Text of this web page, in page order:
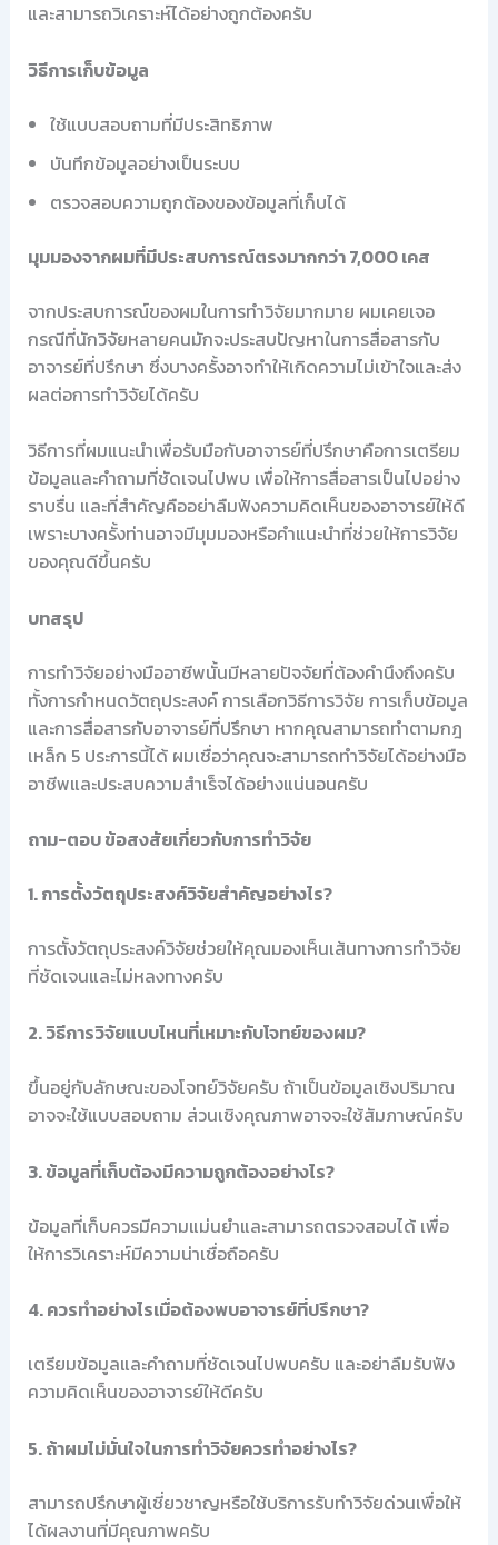
และสามารถวิเคราะห์ได้อย่างถูกต้องครับ
วิธีการเก็บข้อมูล
ใช้แบบสอบถามที่มีประสิทธิภาพ
บันทึกข้อมูลอย่างเป็นระบบ
ตรวจสอบความถูกต้องของข้อมูลที่เก็บได้
มุมมองจากผมที่มีประสบการณ์ตรงมากกว่า 7,000 เคส
จากประสบการณ์ของผมในการทำวิจัยมากมาย ผมเคยเจอ
กรณีที่นักวิจัยหลายคนมักจะประสบปัญหาในการสื่อสารกับ
อาจารย์ที่ปรึกษา ซึ่งบางครั้งอาจทำให้เกิดความไม่เข้าใจและส่ง
ผลต่อการทำวิจัยได้ครับ
วิธีการที่ผมแนะนำเพื่อรับมือกับอาจารย์ที่ปรึกษาคือการเตรียม
ข้อมูลและคำถามที่ชัดเจนไปพบ เพื่อให้การสื่อสารเป็นไปอย่าง
ราบรื่น และที่สำคัญคืออย่าลืมฟังความคิดเห็นของอาจารย์ให้ดี
เพราะบางครั้งท่านอาจมีมุมมองหรือคำแนะนำที่ช่วยให้การวิจัย
ของคุณดีขึ้นครับ
บทสรุป
การทำวิจัยอย่างมืออาชีพนั้นมีหลายปัจจัยที่ต้องคำนึงถึงครับ
ทั้งการกำหนดวัตถุประสงค์ การเลือกวิธีการวิจัย การเก็บข้อมูล
และการสื่อสารกับอาจารย์ที่ปรึกษา หากคุณสามารถทำตามกฎ
เหล็ก 5 ประการนี้ได้ ผมเชื่อว่าคุณจะสามารถทำวิจัยได้อย่างมือ
อาชีพและประสบความสำเร็จได้อย่างแน่นอนครับ
ถาม-ตอบ ข้อสงสัยเกี่ยวกับการทำวิจัย
1. การตั้งวัตถุประสงค์วิจัยสำคัญอย่างไร?
การตั้งวัตถุประสงค์วิจัยช่วยให้คุณมองเห็นเส้นทางการทำวิจัย
ที่ชัดเจนและไม่หลงทางครับ
2. วิธีการวิจัยแบบไหนที่เหมาะกับโจทย์ของผม?
ขึ้นอยู่กับลักษณะของโจทย์วิจัยครับ ถ้าเป็นข้อมูลเชิงปริมาณ
อาจจะใช้แบบสอบถาม ส่วนเชิงคุณภาพอาจจะใช้สัมภาษณ์ครับ
3. ข้อมูลที่เก็บต้องมีความถูกต้องอย่างไร?
ข้อมูลที่เก็บควรมีความแม่นยำและสามารถตรวจสอบได้ เพื่อ
ให้การวิเคราะห์มีความน่าเชื่อถือครับ
4. ควรทำอย่างไรเมื่อต้องพบอาจารย์ที่ปรึกษา?
เตรียมข้อมูลและคำถามที่ชัดเจนไปพบครับ และอย่าลืมรับฟัง
ความคิดเห็นของอาจารย์ให้ดีครับ
5. ถ้าผมไม่มั่นใจในการทำวิจัยควรทำอย่างไร?
สามารถปรึกษาผู้เชี่ยวชาญหรือใช้บริการรับทำวิจัยด่วนเพื่อให้
ได้ผลงานที่มีคุณภาพครับ